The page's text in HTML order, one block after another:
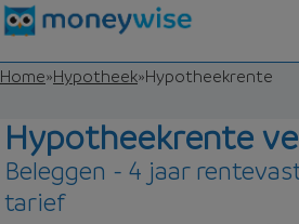
Home»Hypotheek»Hypotheekrente
Hypotheekrente
Beleggen - 4 jaar
tarief